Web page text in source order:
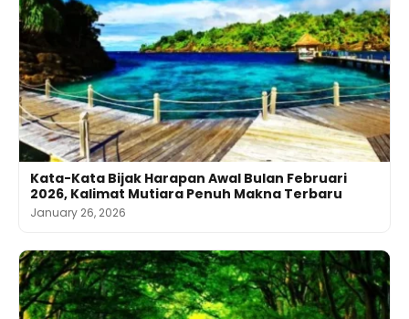
Kata-Kata Bijak Harapan Awal Bulan Februari
2026, Kalimat Mutiara Penuh Makna Terbaru
January 26, 2026